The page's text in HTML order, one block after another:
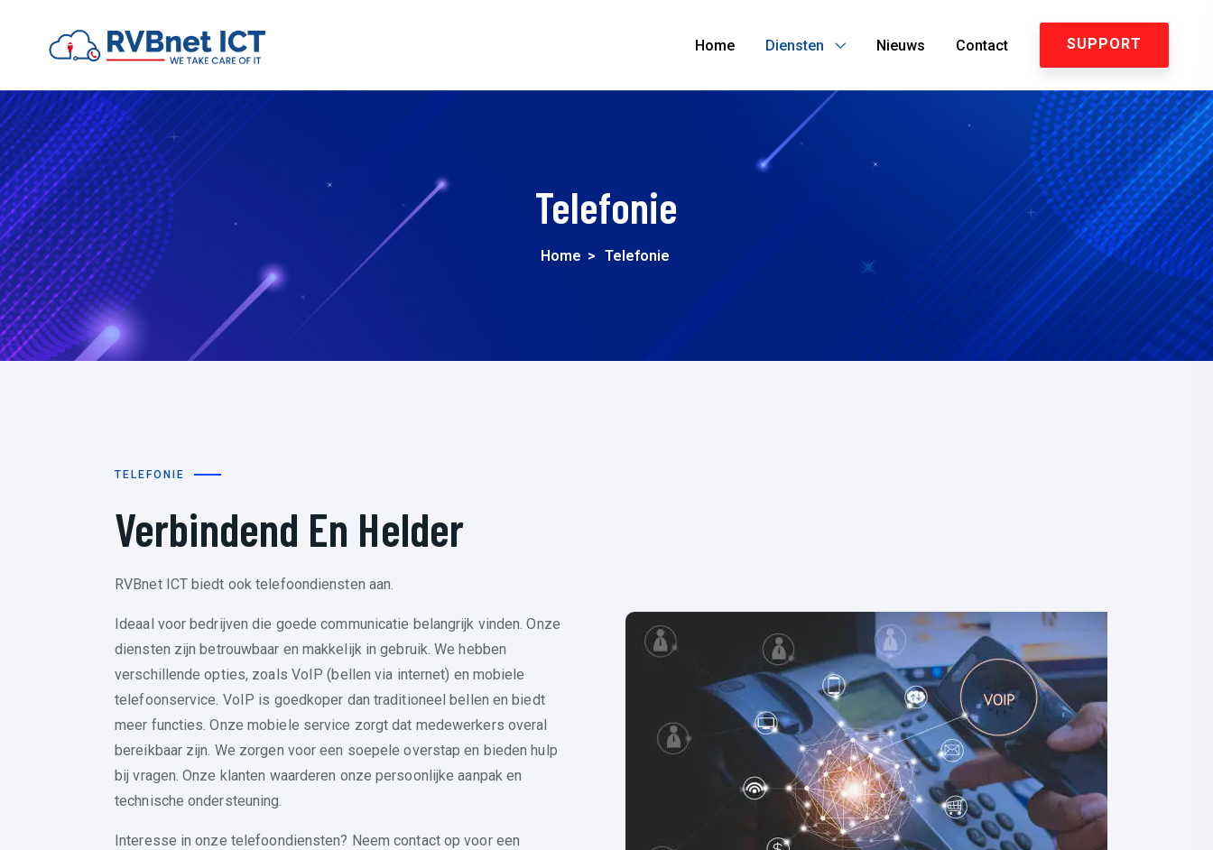
Home Diensten Nieuws Contact SUPPORT
Telefonie
Home > Telefonie
TELEFONIE
Verbindend En Helder
RVBnet ICT biedt ook telefoondiensten aan.
Ideaal voor bedrijven die goede communicatie belangrijk vinden. Onze
diensten zijn betrouwbaar en makkelijk in gebruik. We hebben
verschillende opties, zoals VoIP (bellen via internet) en mobiele
telefoonservice. VoIP is goedkoper dan traditioneel bellen en biedt
meer functies. Onze mobiele service zorgt dat medewerkers overal
bereikbaar zijn. We zorgen voor een soepele overstap en bieden hulp
bij vragen. Onze klanten waarderen onze persoonlijke aanpak en
technische ondersteuning.
Interesse in onze telefoondiensten? Neem contact op voor een